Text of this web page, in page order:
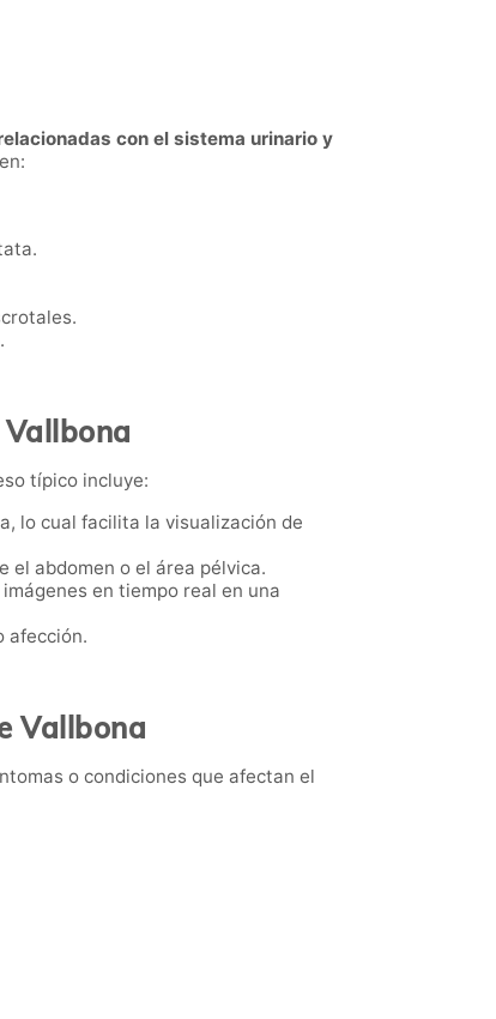
con el sistema urinario y
típico incluye:
lo cual facilita la visualización de
el abdomen o el área pélvica.
en tiempo real en una
afección.
Vallbona
o condiciones que afectan el